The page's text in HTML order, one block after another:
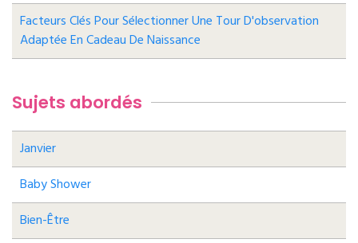
Facteurs Clés Pour Sélectionner Une Tour D'observation
Adaptée En Cadeau De Naissance
Sujets abordés
Janvier
Baby Shower
Bien-Être